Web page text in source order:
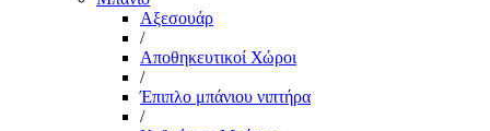
Αξεσουάρ
/
Αποθηκευτικοί Χώροι
/
Έπιπλο μπάνιου νιπτήρα
/